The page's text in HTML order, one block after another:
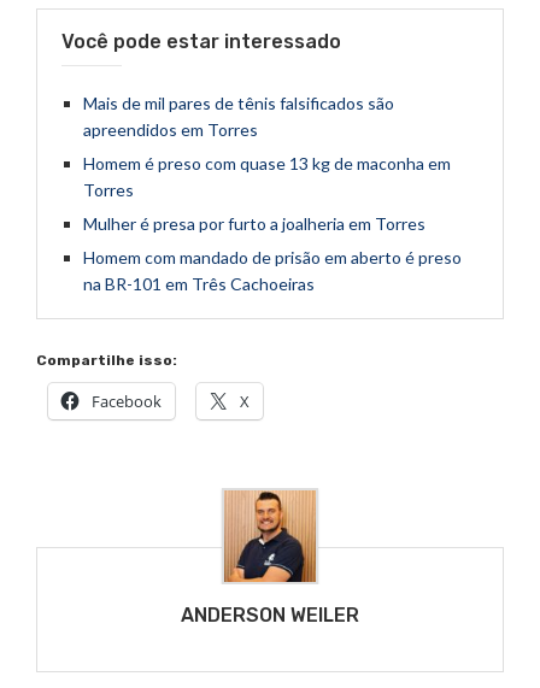
Você pode estar interessado
Mais de mil pares de tênis falsificados são
apreendidos em Torres
Homem é preso com quase 13 kg de maconha em
Torres
Mulher é presa por furto a joalheria em Torres
Homem com mandado de prisão em aberto é preso
na BR-101 em Três Cachoeiras
Compartilhe isso:
Facebook X
ANDERSON WEILER